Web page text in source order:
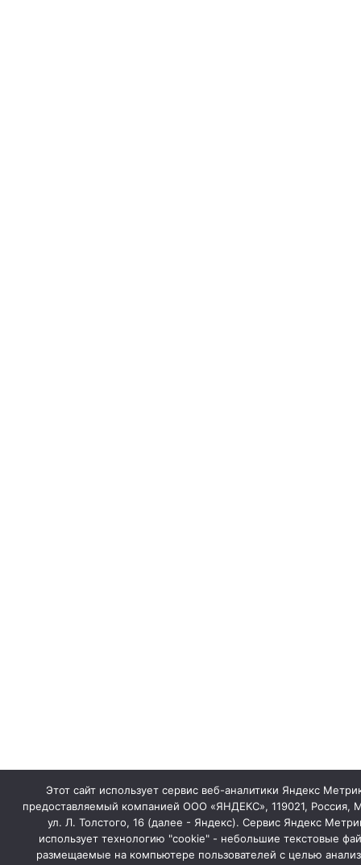
Этот сайт использует сервис веб-аналитики Яндекс
предоставляемый компанией ООО «ЯНДЕКС», 119021, Россия,
ул. Л. Толстого, 16 (далее - Яндекс). Сервис Яндекс
использует технологию "cookie" - небольшие текстовые
размещаемые на компьютере пользователей с целью